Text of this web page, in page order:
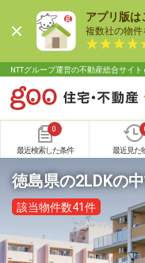
アプリ版は
複数社の物件
NTTグループ運営の不動産総合サイト
0
最近検索した条件 最近見た
徳島県の2LDKの
該当物件数41件